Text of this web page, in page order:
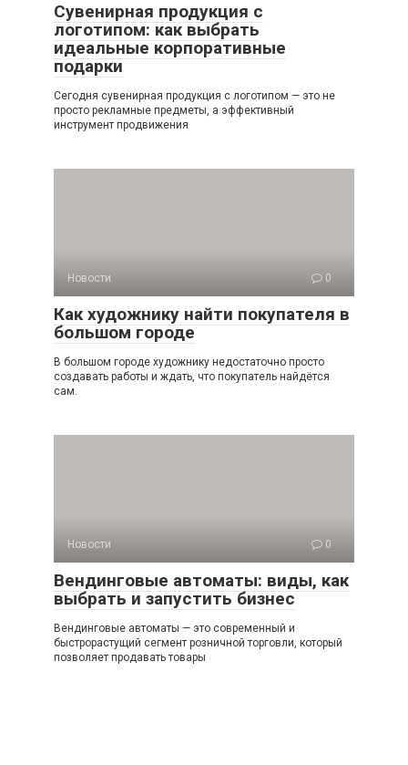
Сувенирная продукция с
логотипом: как выбрать
идеальные корпоративные
подарки
Сегодня сувенирная продукция с логотипом — это не
просто рекламные предметы, а эффективный
инструмент продвижения
Новости 0
Как художнику найти покупателя в
большом городе
В большом городе художнику недостаточно просто
создавать работы и ждать, что покупатель найдётся
сам.
Новости 0
Вендинговые автоматы: виды, как
выбрать и запустить бизнес
Вендинговые автоматы — это современный и
быстрорастущий сегмент розничной торговли, который
позволяет продавать товары